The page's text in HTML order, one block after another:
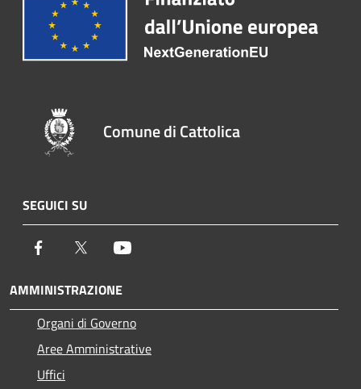
Comune di Cattolica
SEGUICI SU
Facebook Twitter
AMMINISTRAZIONE
Organi di Governo
Aree Amministrative
Uffici